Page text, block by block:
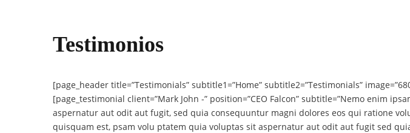
Testimonios
[page_header title=”Testimonials” subtitle1=”Home” subtitle2=”Testimonials”
[page_testimonial client=”Mark John -” position=”CEO Falcon” subtitle=”Nemo enim
aspernatur aut odit aut fugit, sed quia consequuntur magni dolores eos qui ratione
quisquam est, psam volu ptatem quia voluptas sit aspernatur aut odit aut fugit sed